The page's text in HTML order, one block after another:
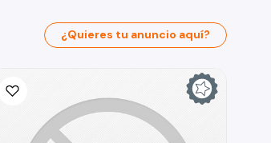
¿Quieres tu anuncio aquí?